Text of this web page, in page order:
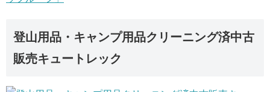
登山用品・キャンプ用品クリーニング済中古
販売キュートレック